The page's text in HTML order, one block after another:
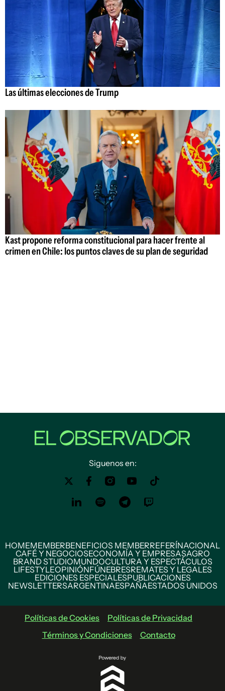
Las últimas elecciones de Trump
Kast propone reforma constitucional para hacer frente al
crimen en Chile: los puntos claves de su plan de seguridad
Siguenos en:
HOMEMEMBERBENEFICIOS MEMBERREFERÍNACIONAL
CAFÉ Y NEGOCIOSECONOMÍA Y EMPRESASAGRO
BRAND STUDIOMUNDOCULTURA Y ESPECTÁCULOS
LIFESTYLEOPINIÓNFÚNEBRESREMATES Y LEGALES
EDICIONES ESPECIALESPUBLICACIONES
NEWSLETTERSARGENTINAESPAÑAESTADOS UNIDOS
Políticas de Cookies
Políticas de Privacidad
Términos y Condiciones
Contacto